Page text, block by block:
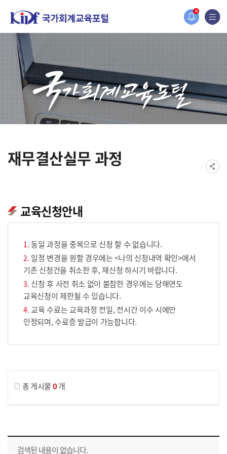
N
홈페이지가 새롭게 개편되었습니다.
한국조세재정연구원홈페이지가 새롭게 개설되었습니다.
재무결산실무 과정
교육신청안내
동일 과정을 중복으로 신청 할 수 없습니다.
일정 변경을 원할 경우에는 <나의 신청내역 확인>에서
기존 신청건을 취소한 후, 재신청 하시기 바랍니다.
신청 후 사전 취소 없이 불참한 경우에는 당해연도
교육신청이 제한될 수 있습니다.
교육 수료는 교육과정 전일, 전시간 이수 시에만
인정되며, 수료증 발급이 가능합니다.
총 게시물0개
교육신청 목록을 나타낸 표로 회차, 지역, 접수기간, 교육기간, 교육장소, 신청인원/모집인원, 상태로 나뉘어 설명합니다.
검색된 내용이 없습니다.